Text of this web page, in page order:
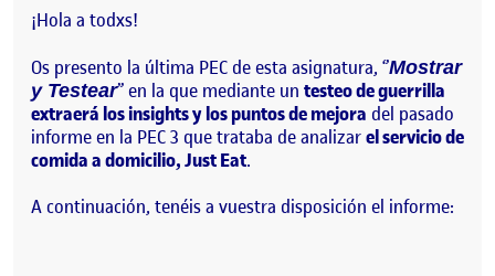
¡Hola a todxs!
Os presento la última PEC de esta asignatura, ‘’Mostrar
y Testear’’ en la que mediante un testeo de guerrilla
extraerá los insights y los puntos de mejora del pasado
informe en la PEC 3 que trataba de analizarel servicio de
comida a domicilio, Just Eat.
A continuación, tenéis a vuestra disposición el informe: